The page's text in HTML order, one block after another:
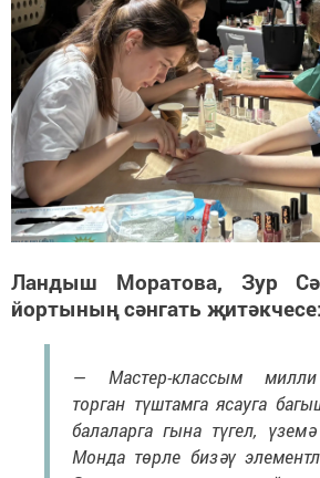
Ландыш Моратова, Зур
йортының сәнгать җитәкчесе:
— Мастер-классым милли
торган түштамга ясауга
балаларга гына түгел,
Монда төрле бизәү